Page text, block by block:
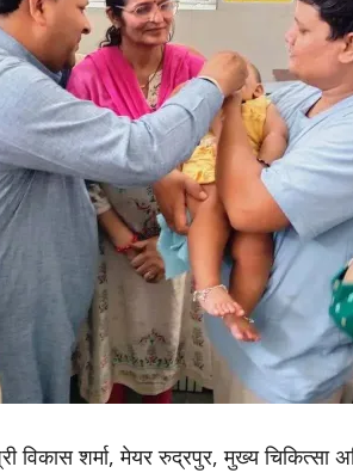
विकास शर्मा, मेयर रुद्रपुर, मुख्य चिकित्सा